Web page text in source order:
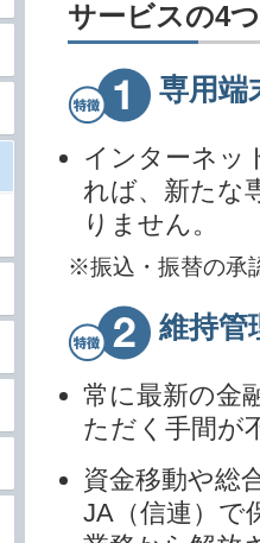
サービスの4
専用端
インターネッ
れば、新たな
りません。
※振込・振替の承
維持管
常に最新の金
ただく手間が
資金移動や総
JA（信連）で